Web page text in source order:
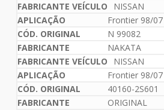
NISSAN
Frontier 98/07
N 99082
NAKATA
NISSAN
Frontier 98/07
40160-2S601
ORIGINAL